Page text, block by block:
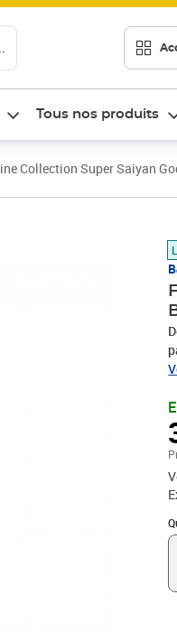
Tous nos produits
Collection Super Saiyan